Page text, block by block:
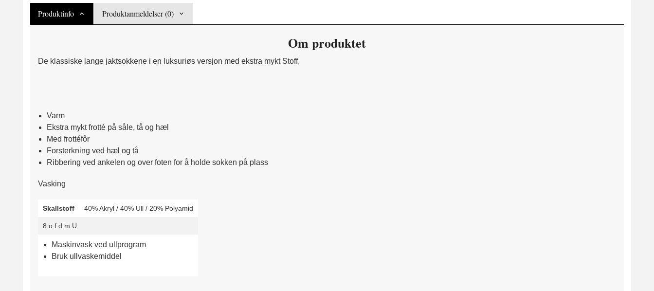
Produktinfo Produktanmeldelser (0)
Om produktet
De klassiske lange jaktsokkene i en luksuriøs versjon med ekstra mykt Stoff.
Varm
Ekstra mykt frotté på såle, tå og hæl
Med frottéfôr
Forsterkning ved hæl og tå
Ribbering ved ankelen og over foten for å holde sokken på plass
Vasking
Skallstoff 40% Akryl / 40% Ull / 20% Polyamid
8 o f d m U
Maskinvask ved ullprogram
Bruk ullvaskemiddel